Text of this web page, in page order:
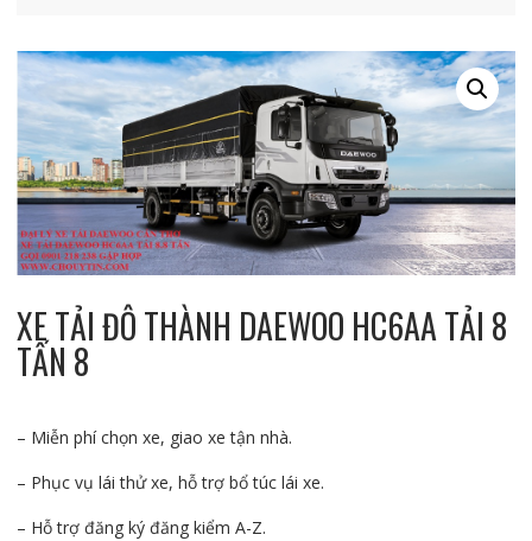
XE TẢI ĐÔ THÀNH DAEWOO HC6AA TẢI 8
TẤN 8
– Miễn phí chọn xe, giao xe tận nhà.
– Phục vụ lái thử xe, hỗ trợ bổ túc lái xe.
– Hỗ trợ đăng ký đăng kiểm A-Z.